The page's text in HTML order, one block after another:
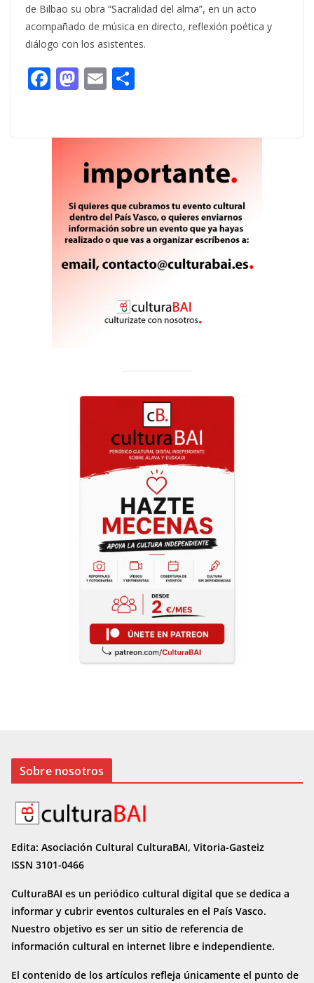
de Bilbao su obra “Sacralidad del alma”, en un acto
acompañado de música en directo, reflexión poética y
diálogo con los asistentes.
F
b
M
d
o
n
E
l p
ar
ti
r
Sobre nosotros
Edita: Asociación Cultural CulturaBAI, Vitoria-Gasteiz
ISSN 3101-0466
CulturaBAI es un periódico cultural digital que se dedica a
informar y cubrir eventos culturales en el País Vasco.
Nuestro objetivo es ser un sitio de referencia de
información cultural en internet libre e independiente.
El contenido de los artículos refleja únicamente el punto de